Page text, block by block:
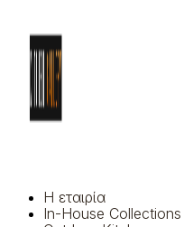
Η εταιρία
In-House Collections